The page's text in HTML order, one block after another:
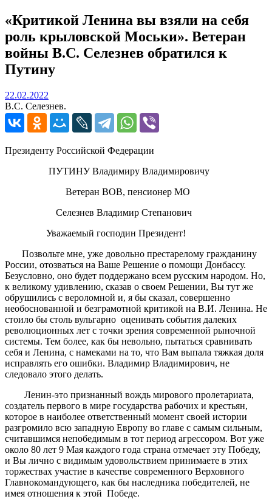
«Критикой Ленина вы взяли на себя
роль крыловской Моськи». Ветеран
войны В.С. Селезнев обратился к
Путину
22.02.2022
В.С. Селезнев.
Президенту Российской Федерации
ПУТИНУ Владимиру Владимировичу
Ветеран ВОВ, пенсионер МО
Селезнев Владимир Степанович
Уважаемый господин Президент!
Позвольте мне, уже довольно престарелому гражданину
России, отозваться на Ваше Решение о помощи Донбассу.
Безусловно, оно будет поддержано всем русским народом. Но,
к великому удивлению, сказав о своем Решении, Вы тут же
обрушились с вероломной и, я бы сказал, совершенно
необоснованной и безграмотной критикой на В.И. Ленина. Не
стоило бы столь вульгарно оценивать события далеких
революционных лет с точки зрения современной рыночной
системы. Тем более, как бы невольно, пытаться сравнивать
себя и Ленина, с намеками на то, что Вам выпала тяжкая доля
исправлять его ошибки. Владимир Владимирович, не
следовало этого делать.
Ленин-это признанный вождь мирового пролетариата,
создатель первого в мире государства рабочих и крестьян,
которое в наиболее ответственный момент своей истории
разгромило всю западную Европу во главе с самым сильным,
считавшимся непобедимым в тот период агрессором. Вот уже
около 80 лет 9 Мая каждого года страна отмечает эту Победу,
и Вы лично с видимым удовольствием принимаете в этих
торжествах участие в качестве современного Верховного
Главнокомандующего, как бы наследника победителей, не
имея отношения к этой Победе.